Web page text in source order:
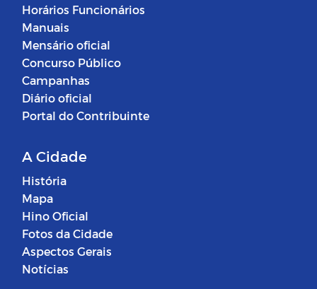
Horários Funcionários
Manuais
Mensário oficial
Concurso Público
Campanhas
Diário oficial
Portal do Contribuinte
A Cidade
História
Mapa
Hino Oficial
Fotos da Cidade
Aspectos Gerais
Notícias